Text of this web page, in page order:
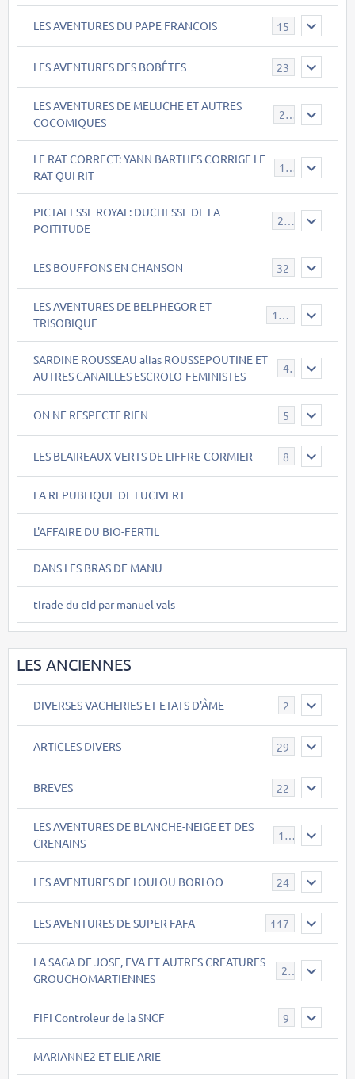
LES AVENTURES DU PAPE FRANCOIS 15
LES AVENTURES DES BOBÊTES 23
LES AVENTURES DE MELUCHE ET AUTRES
COCOMIQUES
22
LE RAT CORRECT: YANN BARTHES CORRIGE LE
RAT QUI RIT
15
PICTAFESSE ROYAL: DUCHESSE DE LA
POITITUDE
23
LES BOUFFONS EN CHANSON 32
LES AVENTURES DE BELPHEGOR ET
TRISOBIQUE
147
SARDINE ROUSSEAU alias ROUSSEPOUTINE ET
AUTRES CANAILLES ESCROLO-FEMINISTES
40
ON NE RESPECTE RIEN 5
LES BLAIREAUX VERTS DE LIFFRE-CORMIER 8
LA REPUBLIQUE DE LUCIVERT
L'AFFAIRE DU BIO-FERTIL
DANS LES BRAS DE MANU
tirade du cid par manuel vals
LES ANCIENNES
DIVERSES VACHERIES ET ETATS D'ÂME 2
ARTICLES DIVERS 29
BREVES 22
LES AVENTURES DE BLANCHE-NEIGE ET DES
CRENAINS
17
LES AVENTURES DE LOULOU BORLOO 24
LES AVENTURES DE SUPER FAFA 117
LA SAGA DE JOSE, EVA ET AUTRES CREATURES
GROUCHOMARTIENNES
26
FIFI Controleur de la SNCF 9
MARIANNE2 ET ELIE ARIE